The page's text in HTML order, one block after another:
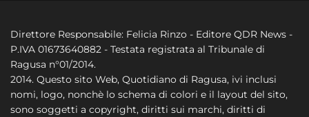
Direttore Responsabile: Felicia Rinzo - Editore QDR News -
P.IVA 01673640882 - Testata registrata al Tribunale di
Ragusa n°01/2014.
2014. Questo sito Web, Quotidiano di Ragusa, ivi inclusi
nomi, logo, nonchè lo schema di colori e il layout del sito,
sono soggetti a copyright, diritti sui marchi, diritti di